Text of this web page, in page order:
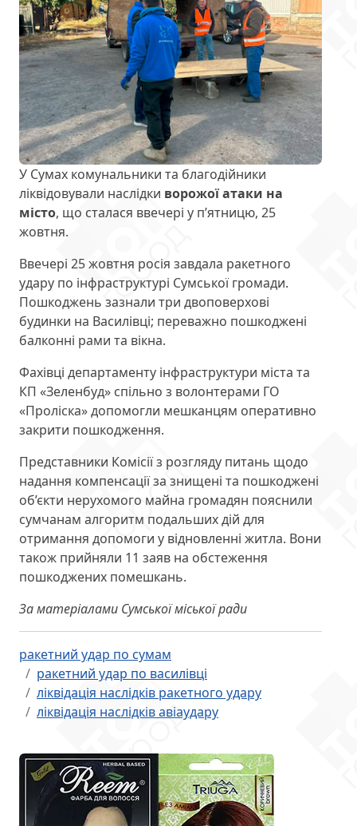
У Сумах комунальники та благодійники
ліквідовували наслідки ворожої атаки на
місто, що сталася ввечері у п’ятницю, 25
жовтня.
Ввечері 25 жовтня росія завдала ракетного
удару по інфраструктурі Сумської громади.
Пошкоджень зазнали три двоповерхові
будинки на Василівці; переважно пошкоджені
балконні рами та вікна.
Фахівці департаменту інфраструктури міста та
КП «Зеленбуд» спільно з волонтерами ГО
«Проліска» допомогли мешканцям оперативно
закрити пошкодження.
Представники Комісії з розгляду питань щодо
надання компенсації за знищені та пошкоджені
об’єкти нерухомого майна громадян пояснили
сумчанам алгоритм подальших дій для
отримання допомоги у відновленні житла. Вони
також прийняли 11 заяв на обстеження
пошкоджених помешкань.
За матеріалами Сумської міської ради
ракетний удар по сумам
ракетний удар по василівці
ліквідація наслідків ракетного удару
ліквідація наслідків авіаудару